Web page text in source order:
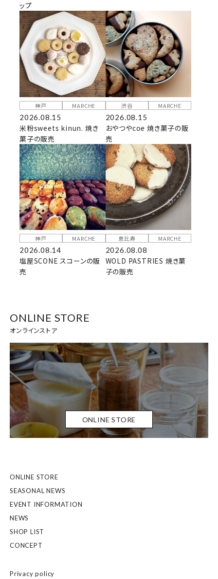
ップ
神戸 MARCHE
2026.08.15
米粉sweets kinun. 焼き
菓子の販売
渋谷 MARCHE
2026.08.15
おやつやcoe 焼き菓子の販
売
神戸 MARCHE
2026.08.14
塩屋SCONE スコーンの販
売
恵比寿 MARCHE
2026.08.08
WOLD PASTRIES 焼き菓
子の販売
ONLINE STORE
オンラインストア
ONLINE STORE
ONLINE STORE
SEASONAL NEWS
EVENT INFORMATION
NEWS
SHOP LIST
CONCEPT
Privacy policy